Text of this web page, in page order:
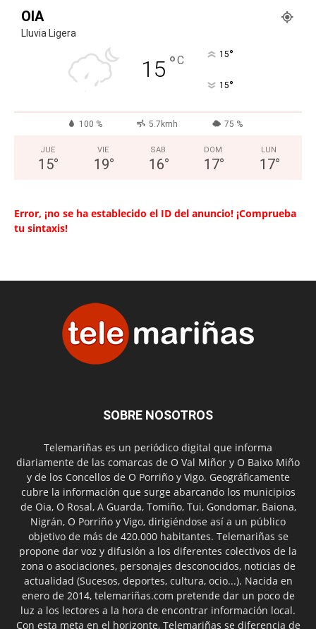
OIA
Lluvia Ligera
15 °C 15°
15°
100 % 5.7kmh 75 %
JUE
15°
VIE
19°
SAB
16°
DOM
17°
LUN
17°
Error, ¡no se ha establecido el ID del anuncio! ¡Comprueba
tu sintaxis!
SOBRE NOSOTROS
Telemariñas es un periódico digital que informa
diariamente de las comarcas de O Val Miñor y O Baixo Miño
y de los Concellos de O Porriño y Vigo. Geográficamente
cubre la información que surge abarcando los municipios
de Oia, O Rosal, A Guarda, Tomiño, Tui, Gondomar, Baiona,
Nigrán, O Porriño y Vigo, dirigiéndose así a un público
objetivo de más de 420.000 habitantes. Telemariñas se
propone dar voz y difusión a los diferentes colectivos de la
zona o asociaciones, personajes desconocidos, noticias de
actualidad (Sucesos, deportes, cultura, ocio...). Nacida en
enero de 2014, telemariñas.com pretende dar un poco de
luz a los lectores a la hora de encontrar información local.
Con esta meta en el horizonte, Telemariñas se diferencia de